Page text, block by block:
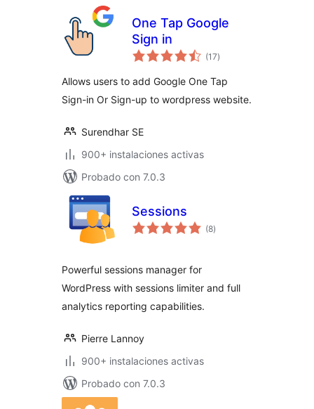
One Tap Google
Sign in
(17total
de
)
Allows users to add Google One Tap
Sign-in Or Sign-up to wordpress website.
Surendhar SE
900+ instalaciones activas
Probado con 7.0.3
Sessions
(8total
de
)
Powerful sessions manager for
WordPress with sessions limiter and full
analytics reporting capabilities.
Pierre Lannoy
900+ instalaciones activas
Probado con 7.0.3